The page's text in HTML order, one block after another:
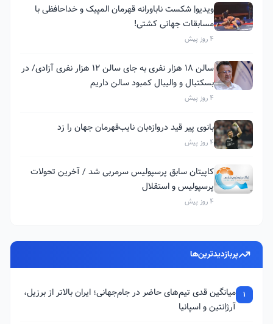
ویدیو| شکست ناباورانه قهرمان المپیک و خداحافظی با
مسابقات جهانی کشتی!
4 روز پیش
سالن ۱۸ هزار نفری به جای سالن ۱۲ هزار نفری آزادی/ در
بسکتبال و والیبال کمبود سالن داریم
4 روز پیش
بانوی پیر قید دروازه‌بان نایب‌قهرمان جهان را زد
4 روز پیش
کاپیتان سابق پرسپولیس سرمربی شد / آخرین تحولات
پرسپولیس و استقلال
4 روز پیش
پربازدیدترین‌ها
1
میانگین قدی تیم‌های حاضر در جام‌جهانی؛ ایران بالاتر از برزیل،
آرژانتین و اسپانیا